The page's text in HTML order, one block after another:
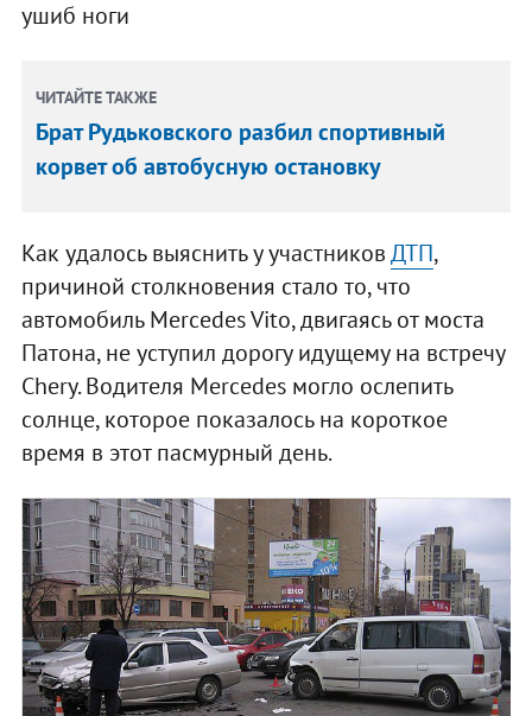
ушиб ноги
ЧИТАЙТЕ ТАКЖЕ
Брат Рудьковского разбил спортивный
корвет об автобусную остановку
Как удалось выяснить у участниковДТП,
причиной столкновения стало то, что
автомобиль Mercedes Vito, двигаясь от моста
Патона, не уступил дорогу идущему на встречу
Chery. Водителя Mercedes могло ослепить
солнце, которое показалось на короткое
время в этот пасмурный день.